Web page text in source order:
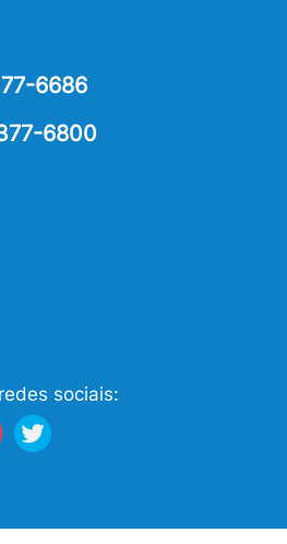
6686
6800
sociais: